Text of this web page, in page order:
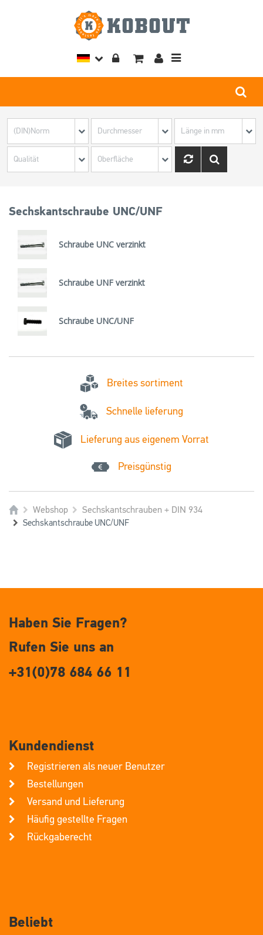
Toggle
Sechskantschraube UNC/UNF
Schraube UNC verzinkt
Schraube UNF verzinkt
Schraube UNC/UNF
Breites sortiment
Schnelle lieferung
Lieferung aus eigenem Vorrat
Preisgünstig
Webshop Sechskantschrauben + DIN 934
Sechskantschraube UNC/UNF
Haben Sie Fragen?
Rufen Sie uns an
+31(0)78 684 66 11
Kundendienst
Registrieren als neuer Benutzer
Bestellungen
Versand und Lieferung
Häufig gestellte Fragen
Rückgaberecht
Beliebt